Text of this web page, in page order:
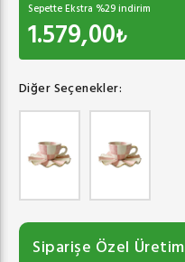
Sepette Ekstra %29indirim
1.579,00₺
Diğer Seçenekler:
Siparişe Özel Üretim